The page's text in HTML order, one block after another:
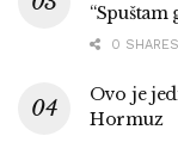
0 SHARES
Ovo je
Hormuz